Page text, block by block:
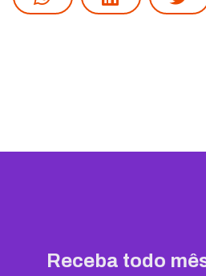
Receba todo